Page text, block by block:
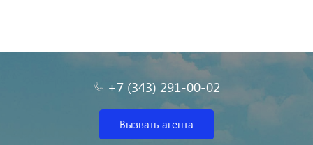
+7 (343) 291-00-02
Вызвать агента